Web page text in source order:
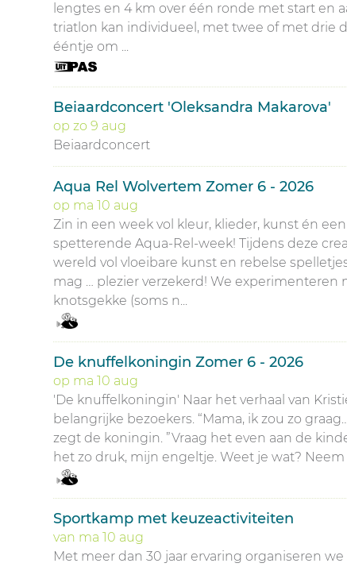
lengtes en 4 km over één ronde met start en
triatlon kan individueel, met twee of met drie
ééntje om ...
Beiaardconcert 'Oleksandra Makarova'
op zo 9 aug
Beiaardconcert
Aqua Rel Wolvertem Zomer 6 - 2026
op ma 10 aug
Zin in een week vol kleur, klieder, kunst én
spetterende Aqua-Rel-week! Tijdens deze
wereld vol vloeibare kunst en rebelse
mag … plezier verzekerd! We
knotsgekke (soms n...
De knuffelkoningin Zomer 6 - 2026
op ma 10 aug
'De knuffelkoningin' Naar het verhaal van
belangrijke bezoekers. “Mama, ik zou zo
zegt de koningin. ”Vraag het even aan de
het zo druk, mijn engeltje. Weet je wat?
Sportkamp met keuzeactiviteiten
van ma 10 aug
Met meer dan 30 jaar ervaring organiseren